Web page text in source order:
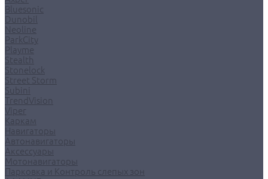
Bluesonic
Dunobil
Neoline
ParkCity
Playme
Stealth
Stonelock
Street Storm
Subini
TrendVision
Viper
Каркам
Навигаторы
Автонавигаторы
Аксессуары
Мотонавигаторы
Парковка и Контроль слепых зон